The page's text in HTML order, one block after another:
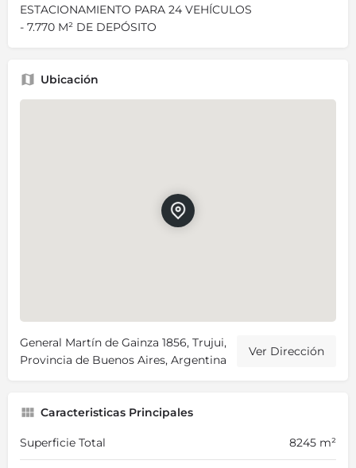
ESTACIONAMIENTO PARA 24 VEHÍCULOS
- 7.770 M² DE DEPÓSITO
Ubicación
General Martín de Gainza 1856, Trujui,
Provincia de Buenos Aires, Argentina
Ver Dirección
Caracteristicas Principales
Superficie Total 8245 m²